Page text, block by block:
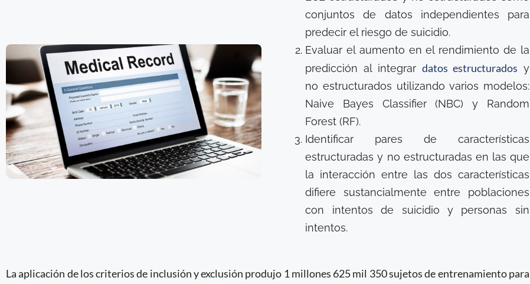
conjuntos de datos independientes para
predecir el riesgo de suicidio.
Evaluar el aumento en el rendimiento de la
predicción al integrardatos estructurados y
no estructurados utilizando varios modelos:
Naive Bayes Classifier (NBC) y Random
Forest (RF).
Identificar pares de características
estructuradas y no estructuradas en las que
la interacción entre las dos características
difiere sustancialmente entre poblaciones
con intentos de suicidio y personas sin
intentos.
La aplicación de los criterios de inclusión y exclusión produjo 1 millones 625 mil 350 sujetos de entrenamiento para